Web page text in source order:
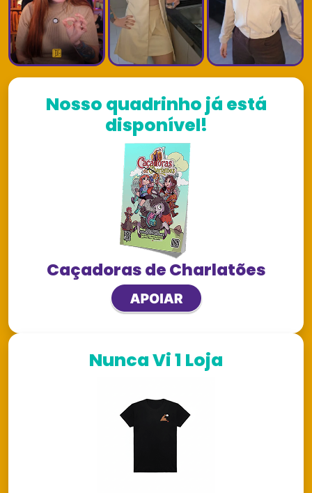
Nosso quadrinho já está
disponível!
Caçadoras de Charlatões
Nunca Vi 1 Loja